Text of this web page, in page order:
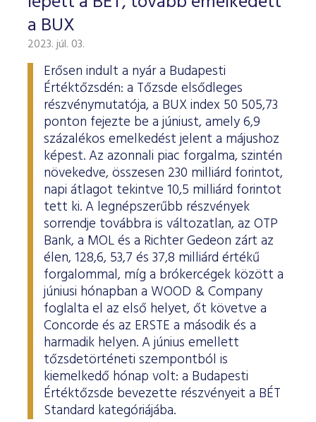
a BUX
2023. júl. 03.
Erősen indult a nyár a Budapesti
Értéktőzsdén: a Tőzsde elsődleges
részvénymutatója, a BUX index 50 505,73
ponton fejezte be a júniust, amely 6,9
százalékos emelkedést jelent a májushoz
képest. Az azonnali piac forgalma, szintén
növekedve, összesen 230 milliárd forintot,
napi átlagot tekintve 10,5 milliárd forintot
tett ki. A legnépszerűbb részvények
sorrendje továbbra is változatlan, az OTP
Bank, a MOL és a Richter Gedeon zárt az
élen, 128,6, 53,7 és 37,8 milliárd értékű
forgalommal, míg a brókercégek között a
júniusi hónapban a WOOD & Company
foglalta el az első helyet, őt követve a
Concorde és az ERSTE a második és a
harmadik helyen. A június emellett
tőzsdetörténeti szempontból is
kiemelkedő hónap volt: a Budapesti
Értéktőzsde bevezette részvényeit a BÉT
Standard kategóriájába.